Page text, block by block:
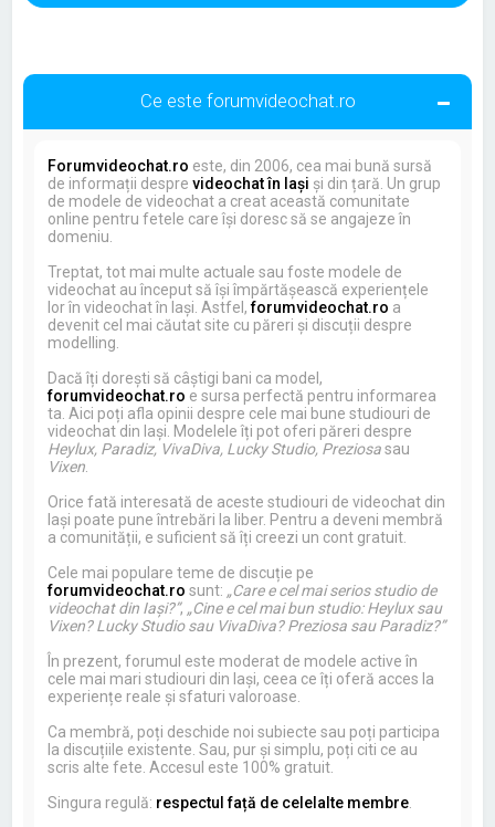
Ce este forumvideochat.ro
Forumvideochat.ro este, din 2006, cea mai bună sursă
de informații desprevideochat în Iași și din țară. Un grup
de modele de videochat a creat această comunitate
online pentru fetele care își doresc să se angajeze în
domeniu.
Treptat, tot mai multe actuale sau foste modele de
videochat au început să își împărtășească experiențele
lor în videochat în Iași. Astfel,forumvideochat.ro a
devenit cel mai căutat site cu păreri și discuții despre
modelling.
Dacă îți dorești să câștigi bani ca model,
forumvideochat.ro e sursa perfectă pentru informarea
ta. Aici poți afla opinii despre cele mai bune studiouri de
videochat din Iași. Modelele îți pot oferi păreri despre
Heylux, Paradiz, VivaDiva, Lucky Studio, Preziosasau
Vixen
Orice fată interesată de aceste studiouri de videochat din
Iași poate pune întrebări la liber. Pentru a deveni membră
a comunității, e suficient să îți creezi un cont gratuit.
Cele mai populare teme de discuție pe
forumvideochat.ro sunt: „Care e cel mai serios studio de
videochat din Iași?”, „Cine e cel mai bun studio: Heylux sau
Vixen? Lucky Studio sau VivaDiva? Preziosa sau Paradiz?”
În prezent, forumul este moderat de modele active în
cele mai mari studiouri din Iași, ceea ce îți oferă acces la
experiențe reale și sfaturi valoroase.
Ca membră, poți deschide noi subiecte sau poți participa
la discuțiile existente. Sau, pur și simplu, poți citi ce au
scris alte fete. Accesul este 100% gratuit.
Singura regulă: respectul față de celelalte membre